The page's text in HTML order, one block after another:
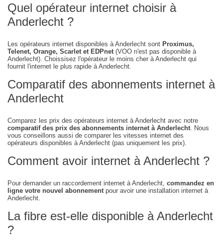
Quel opérateur internet choisir à
Anderlecht ?
Les opérateurs internet disponibles à Anderlecht sont Proximus,
Telenet, Orange, Scarlet et EDPnet(VOO n'est pas disponible à
Anderlecht). Choissisez l'opérateur le moins cher à Anderlecht qui
fournit l'internet le plus rapide à Anderlecht.
Comparatif des abonnements internet à
Anderlecht
Comparez les prix des opérateurs internet à Anderlecht avec notre
comparatif des prix des abonnements internet à Anderlecht. Nous
vous conseillons aussi de comparer les vitesses internet des
opérateurs disponibles à Anderlecht (pas uniquement les prix).
Comment avoir internet à Anderlecht ?
Pour demander un raccordement internet à Anderlecht, commandez en
ligne votre nouvel abonnementpour avoir une installation internet à
Anderlecht.
La fibre est-elle disponible à Anderlecht
?